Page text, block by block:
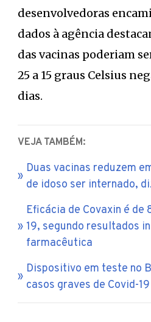
desenvolvedoras
dados à agência
das vacinas poderiam
25 a 15 graus Celsius
dias.
VEJA TAMBÉM:
Duas vacinas reduzem
de idoso ser internado,
Eficácia de Covaxin é de
19, segundo resultados
farmacêutica
Dispositivo em teste no
casos graves de Covid-19